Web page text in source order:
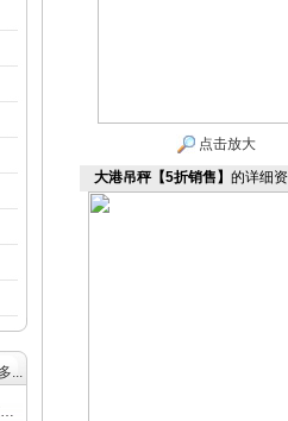
...
SCS-30T浙江地磅厂家—100吨汽车衡
点击放大
大港吊秤【5折销售】 的详细